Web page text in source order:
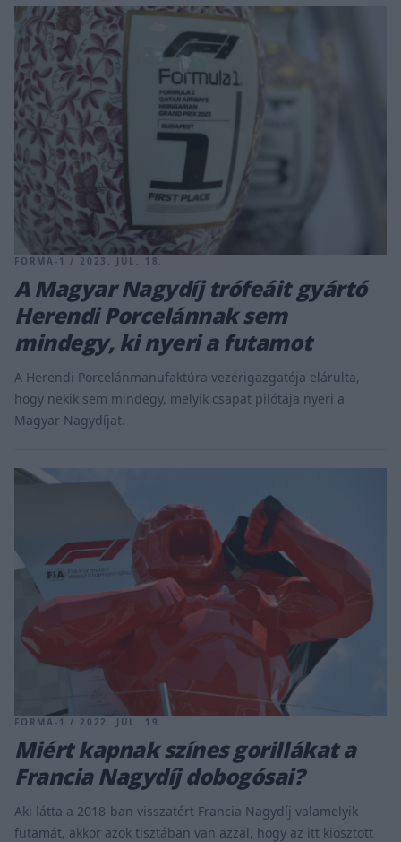
FORMA-1 / 2023. JÚL. 18.
A Magyar Nagydíj trófeáit gyártó
Herendi Porcelánnak sem
mindegy, ki nyeri a futamot
A Herendi Porcelánmanufaktúra vezérigazgatója elárulta,
hogy nekik sem mindegy, melyik csapat pilótája nyeri a
Magyar Nagydíjat.
FORMA-1 / 2022. JÚL. 19.
Miért kapnak színes gorillákat a
Francia Nagydíj dobogósai?
Aki látta a 2018-ban visszatért Francia Nagydíj valamelyik
futamát, akkor azok tisztában van azzal, hogy az itt kiosztott